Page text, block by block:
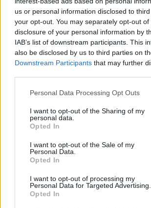
us or personal information disclosed to
your opt-out. You may separately opt-out
disclosure of your personal information by
IAB’s list of downstream participants. This
also be disclosed by us to third parties on
Downstream Participants that may further
Personal Data Processing Opt Outs
I want to opt-out of the Sharing of my
personal data.
Opted In
I want to opt-out of the Sale of my
Personal Data.
Opted In
I want to opt-out of processing my
Personal Data for Targeted Advertising.
Opted In